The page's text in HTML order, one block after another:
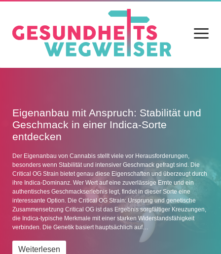
Menü
öffnen
Gesundheit
Alltag
Sport
Datenschutz
Impressum
Eigenanbau mit Anspruch: Stabilität und
Geschmack in einer Indica-Sorte
entdecken
Der Eigenanbau von Cannabis stellt viele vor Herausforderungen,
besonders wenn Stabilität und intensiver Geschmack gefragt sind. Die
Critical OG Strain bietet genau diese Eigenschaften und überzeugt durch
ihre Indica-Dominanz. Wer Wert auf eine zuverlässige Ernte und ein
authentisches Geschmackserlebnis legt, findet in dieser Sorte eine
interessante Option. Die Critical OG Strain: Ursprung und genetische
Zusammensetzung Critical OG ist das Ergebnis sorgfältiger Kreuzungen,
die Indica-typische Merkmale mit einer starken Widerstandsfähigkeit
verbinden. Die Genetik basiert hauptsächlich auf…
Weiterlesen